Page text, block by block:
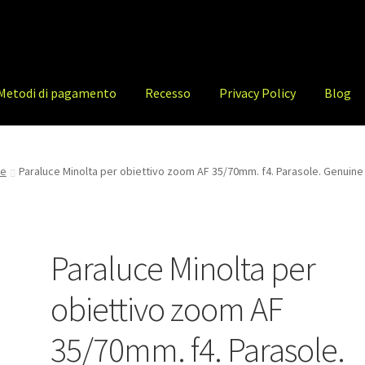
di pagamento Recesso Privacy Policy Blog
Paraluce Minolta per obiettivo zoom AF 35/70mm. f4. Parasole.
Paraluce Minolta per
obiettivo zoom AF
35/70mm. f4. Parasole.